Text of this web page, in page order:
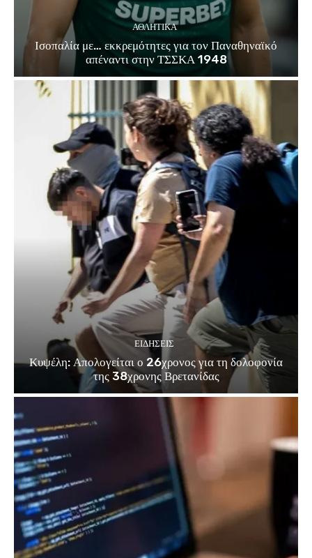
ΑΘΛΗΤΙΚΑ
Ισοπαλία με… εκκρεμότητες για τον Παναθηναϊκό
απέναντι στην ΤΣΣΚΑ 1948
ΕΙΔΗΣΕΙΣ
Κυψέλη: Απολογείται ο 26χρονος για τη δολοφονία
της 38χρονης Βρετανίδας